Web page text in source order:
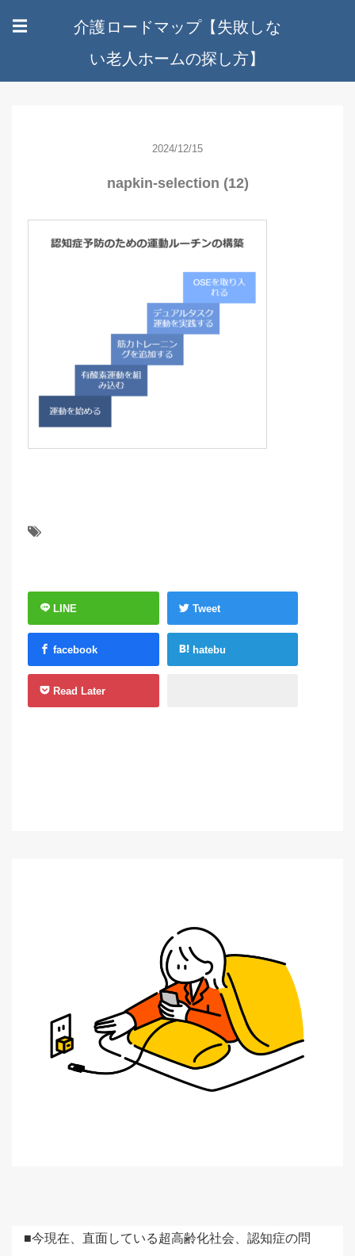
☰
介護ロードマップ【失敗しな
い老人ホームの探し方】
2024/12/15
napkin-selection (12)
LINE Tweet
facebook hatebu
Read Later
■今現在、直面している超高齢化社会、認知症の問